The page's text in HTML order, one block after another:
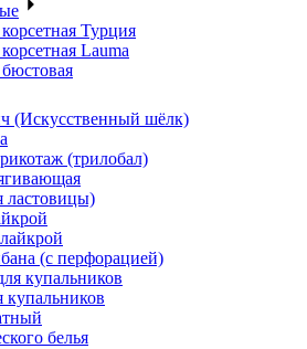
Турция
Lauma
(Искусственный шёлк)
(трилобал)
ластовицы)
(с перфорацией)
купальников
купальников
белья